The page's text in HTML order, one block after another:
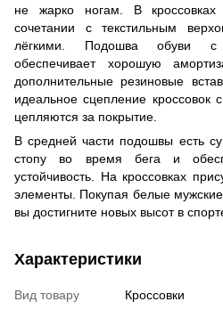
не жарко ногам. В
сочетании с текстильным
лёгкими. Подошва обуви с
обеспечивает хорошую
дополнительные резиновые
идеальное сцепление кроссовок
цепляются за покрытие.
В средней части подошвы есть
стопу во время бега и
устойчивость. На кроссовках
элементы. Покупая белые
вы достигните новых высот в
Характеристики
Вид товару
Кроссовки